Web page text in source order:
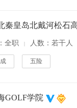
全职 | 人数：若干人
五险
GOLF学院